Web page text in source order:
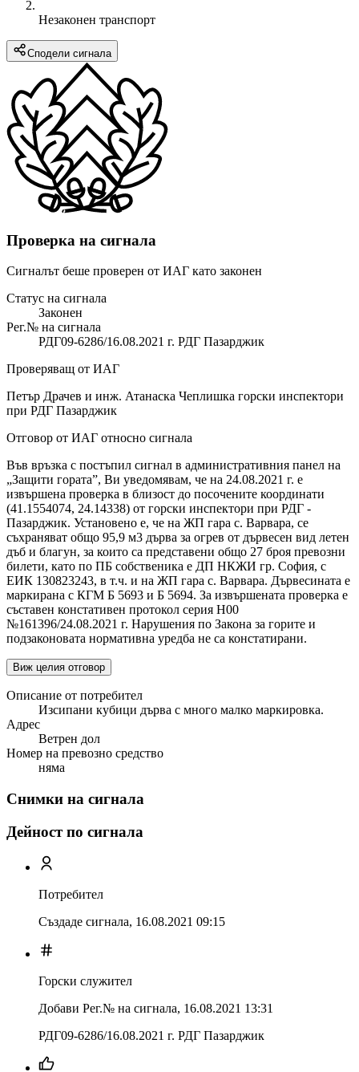
Незаконен транспорт
Сподели сигнала
Проверка на сигнала
Сигналът беше проверен от ИАГ като законен
Статус на сигнала
Законен
Рег.№ на сигнала
РДГ09-6286/16.08.2021 г. РДГ Пазарджик
Проверяващ от ИАГ
Петър Драчев и инж. Атанаска Чеплишка горски инспектори
при РДГ Пазарджик
Отговор от ИАГ относно сигнала
Във връзка с постъпил сигнал в административния панел на
„Защити гората”, Ви уведомявам, че на 24.08.2021 г. е
извършена проверка в близост до посочените координати
(41.1554074, 24.14338) от горски инспектори при РДГ -
Пазарджик. Установено е, че на ЖП гара с. Варвара, се
съхраняват общо 95,9 м3 дърва за огрев от дървесен вид летен
дъб и благун, за които са представени общо 27 броя превозни
билети, като по ПБ собственика е ДП НКЖИ гр. София, с
ЕИК 130823243, в т.ч. и на ЖП гара с. Варвара. Дървесината е
маркирана с КГМ Б 5693 и Б 5694. За извършената проверка е
съставен констативен протокол серия Н00
№161396/24.08.2021 г. Нарушения по Закона за горите и
подзаконовата нормативна уредба не са констатирани.
Виж целия отговор
Описание от потребител
Изсипани кубици дърва с много малко маркировка.
Адрес
Ветрен дол
Номер на превозно средство
няма
Снимки на сигнала
Дейност по сигнала
Потребител
Създаде сигнала, 16.08.2021 09:15
Горски служител
Добави Рег.№ на сигнала, 16.08.2021 13:31
РДГ09-6286/16.08.2021 г. РДГ Пазарджик